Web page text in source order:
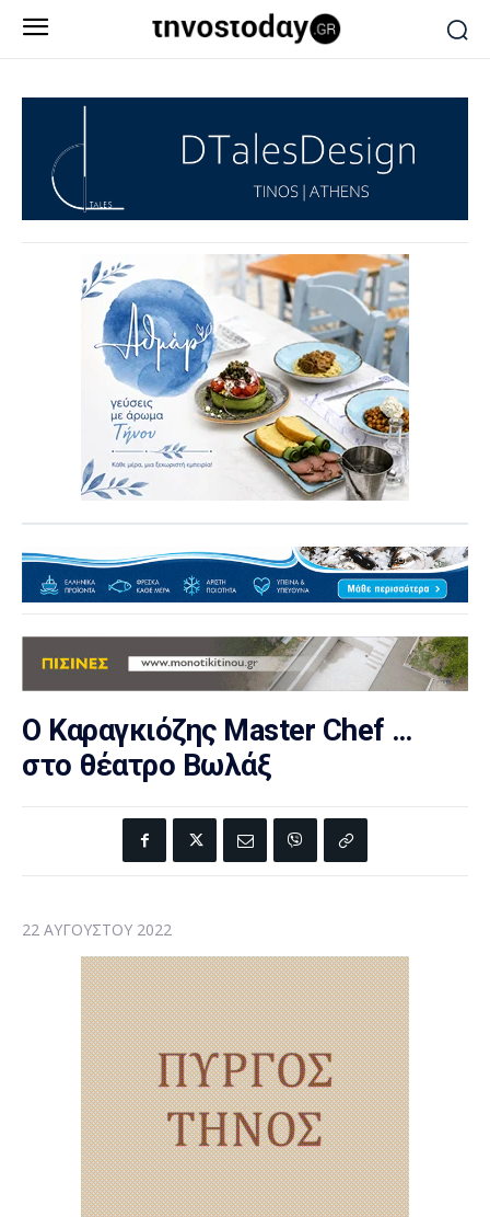
Ο Καραγκιόζης Μaster Chef …
στο θέατρο Βωλάξ
22 ΑΥΓΟΎΣΤΟΥ 2022